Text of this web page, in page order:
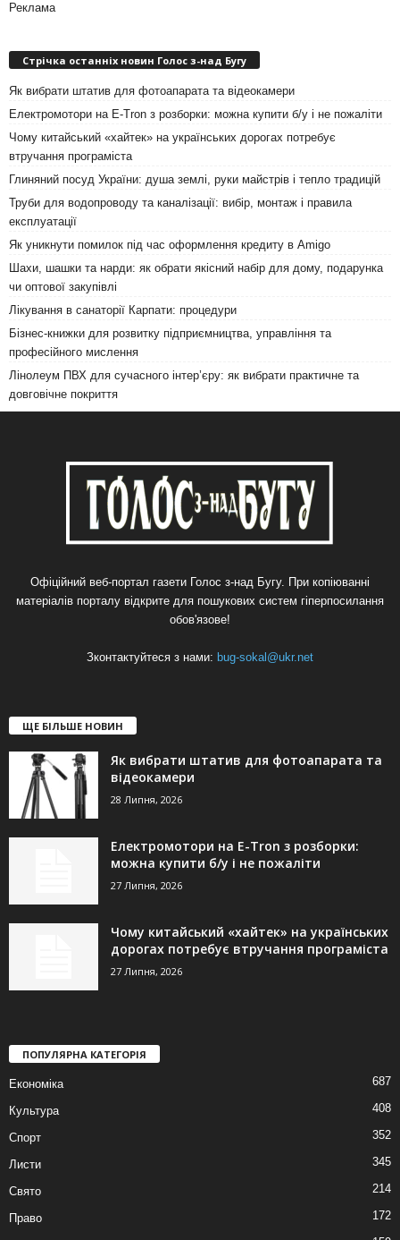
Реклама
Стрічка останніх новин Голос з-над Бугу
Як вибрати штатив для фотоапарата та відеокамери
Електромотори на E-Tron з розборки: можна купити б/у і не пожаліти
Чому китайський «хайтек» на українських дорогах потребує
втручання програміста
Глиняний посуд України: душа землі, руки майстрів і тепло традицій
Труби для водопроводу та каналізації: вибір, монтаж і правила
експлуатації
Як уникнути помилок під час оформлення кредиту в Amigo
Шахи, шашки та нарди: як обрати якісний набір для дому, подарунка
чи оптової закупівлі
Лікування в санаторії Карпати: процедури
Бізнес-книжки для розвитку підприємництва, управління та
професійного мислення
Лінолеум ПВХ для сучасного інтер’єру: як вибрати практичне та
довговічне покриття
Офіційний веб-портал газети Голос з-над Бугу. При копіюванні
матеріалів порталу відкрите для пошукових систем гіперпосилання
обов'язове!
Зконтактуйтеся з нами: bug-sokal@ukr.net
ЩЕ БІЛЬШЕ НОВИН
Як вибрати штатив для фотоапарата та
відеокамери
28 Липня, 2026
Електромотори на E-Tron з розборки:
можна купити б/у і не пожаліти
27 Липня, 2026
Чому китайський «хайтек» на українських
дорогах потребує втручання програміста
27 Липня, 2026
ПОПУЛЯРНА КАТЕГОРІЯ
Економіка 687
Культура 408
Спорт 352
Листи 345
Свято 214
Право 172